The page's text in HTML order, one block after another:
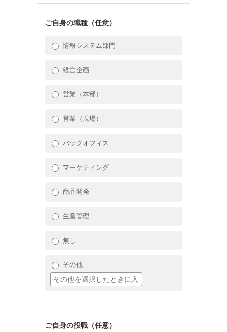
ご自身の職種（任意）
情報システム部門
経営企画
営業（本部）
営業（現場）
バックオフィス
マーケティング
商品開発
生産管理
無し
その他
ご自身の役職（任意）